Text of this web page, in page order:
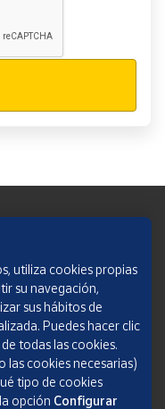
utiliza cookies propias
su navegación,
sus hábitos de
Puedes hacer clic
todas las cookies.
las cookies necesarias)
tipo de cookies
opción Configurar